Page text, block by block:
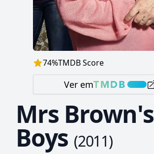
74%TMDB Score
Ver em
Mrs Brown's
Boys (2011)